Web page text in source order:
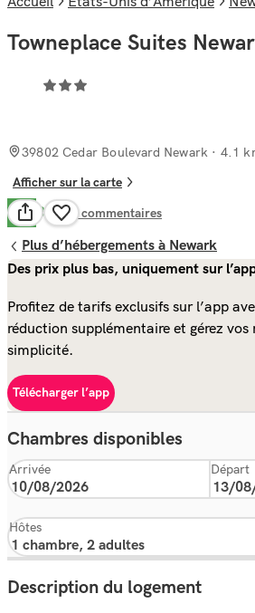
Towneplace Suites
39802 Cedar Boulevard Newark · 4.1
Afficher sur la carte
6.9 Bien85 commentaires
Plus d’hébergements à Newark
Des prix plus bas, uniquement sur
Profitez de tarifs exclusifs sur l’app
réduction supplémentaire et gérez
simplicité.
Télécharger l’app
Chambres disponibles
Arrivée Départ
Hôtes
Description du logement